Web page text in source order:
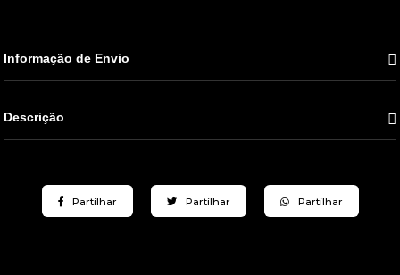
Informação de Envio
Descrição
Partilhar Partilhar Partilhar